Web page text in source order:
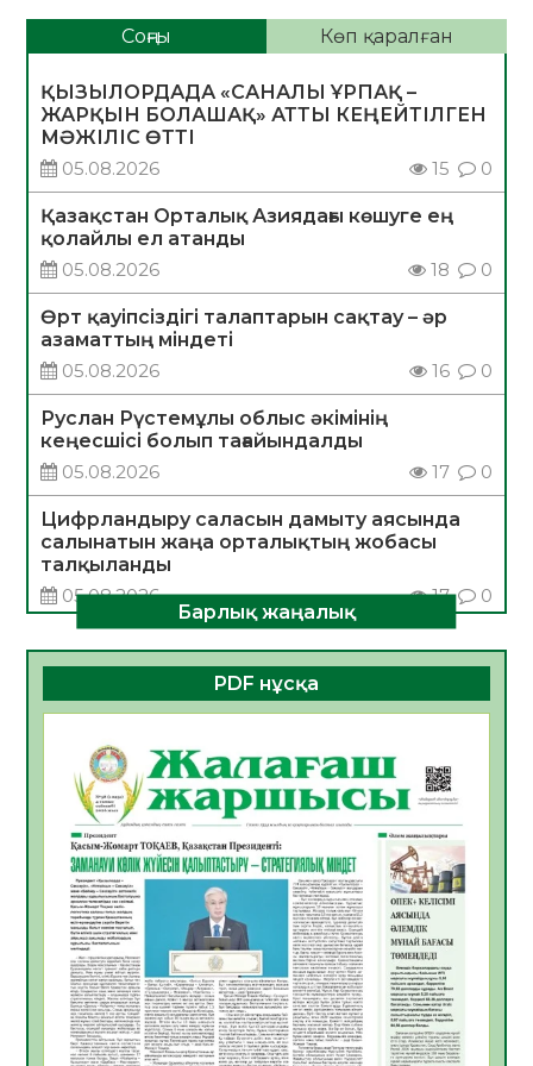
Соңғы Көп қаралған
ҚЫЗЫЛОРДАДА «САНАЛЫ ҰРПАҚ –
ЖАРҚЫН БОЛАШАҚ» АТТЫ КЕҢЕЙТІЛГЕН
МӘЖІЛІС ӨТТІ
05.08.2026
15 0
Қазақстан Орталық Азиядағы көшуге ең
қолайлы ел атанды
05.08.2026
18 0
Өрт қауіпсіздігі талаптарын сақтау – әр
азаматтың міндеті
05.08.2026
16 0
Руслан Рүстемұлы облыс әкімінің
кеңесшісі болып тағайындалды
05.08.2026
17 0
Цифрландыру саласын дамыту аясында
салынатын жаңа орталықтың жобасы
талқыланды
05.08.2026
17 0
құралдарының таныстырылымы өтті
05.08.2026
17 0
Қазақстандықтардың 72,3%-ы жаңа
Құрылтай үшін дауыс беруге дайын
05.08.2026
18
ӘРБІР ДАУЫС – ҚОҒАМ ДАМУЫНА
ҚОСЫЛҒАН ҮЛЕС
05.08.2026
25
ҚҰРЫЛТАЙ САЙЛАУЫ – БІРЛІК ПЕН
ЖАУАПКЕРШІЛІККЕ БАСТАЙТЫН ҚАДАМ
05.08.2026
24
Мектептен – Ұлттық ұлан сапына
Барлық жаңалық
PDF нұсқа